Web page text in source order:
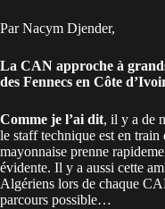
Par Nacym Djender,
La CAN approche à
des Fennecs en Côte
Comme je l’ai dit, il y a de
le staff technique est en train
mayonnaise prenne
évidente. Il y a aussi cette
Algériens lors de chaque
parcours possible…